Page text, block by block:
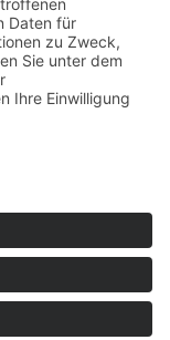
Datenschutz